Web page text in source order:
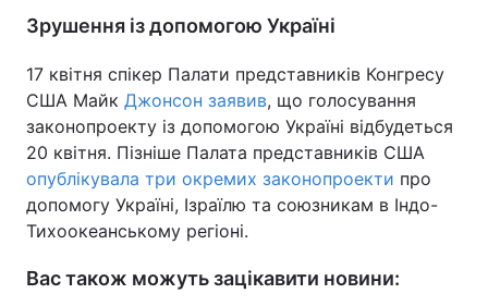
Зрушення із допомогою Україні
17 квітня спікер Палати представників Конгресу
США Майк Джонсон заявив, що голосування
законопроекту із допомогою Україні відбудеться
20 квітня. Пізніше Палата представників США
опублікувала три окремих законопроекти про
допомогу Україні, Ізраїлю та союзникам в Індо-
Тихоокеанському регіоні.
Вас також можуть зацікавити новини: